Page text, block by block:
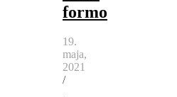
formo
19.
maja,
2021
/